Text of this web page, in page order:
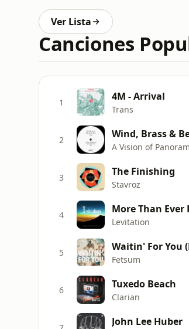
Ver Lista
Canciones
1 4M - Arrival
Trans
2 Wind, Brass &
A Vision of
3 The Finishing
Stavroz
4 More Than
Levitation
5 Waitin' For You
Fetsum
6 Tuxedo Beach
Clarian
John Lee Huber